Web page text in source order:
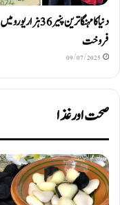
دنیا کا مہنگا ترین پنیر 36 ہزار یورو میں
فروخت
09/07/2025
صحت اور غذا